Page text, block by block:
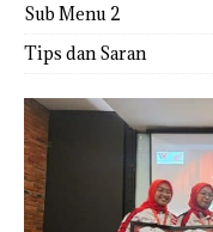
Sub Menu 2
Tips dan Saran